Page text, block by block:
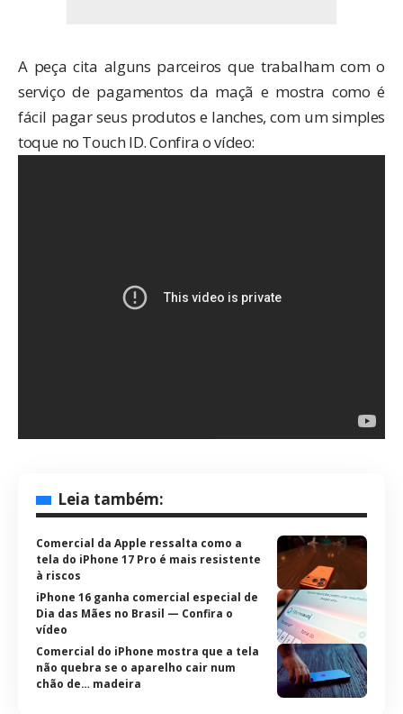
A peça cita alguns parceiros que trabalham com o
serviço de pagamentos da maçã e mostra como é
fácil pagar seus produtos e lanches, com um simples
toque no Touch ID. Confira o vídeo:
Leia também:
Comercial da Apple ressalta como a
tela do iPhone 17 Pro é mais resistente
à riscos
iPhone 16 ganha comercial especial de
Dia das Mães no Brasil — Confira o
vídeo
Comercial do iPhone mostra que a tela
não quebra se o aparelho cair num
chão de… madeira